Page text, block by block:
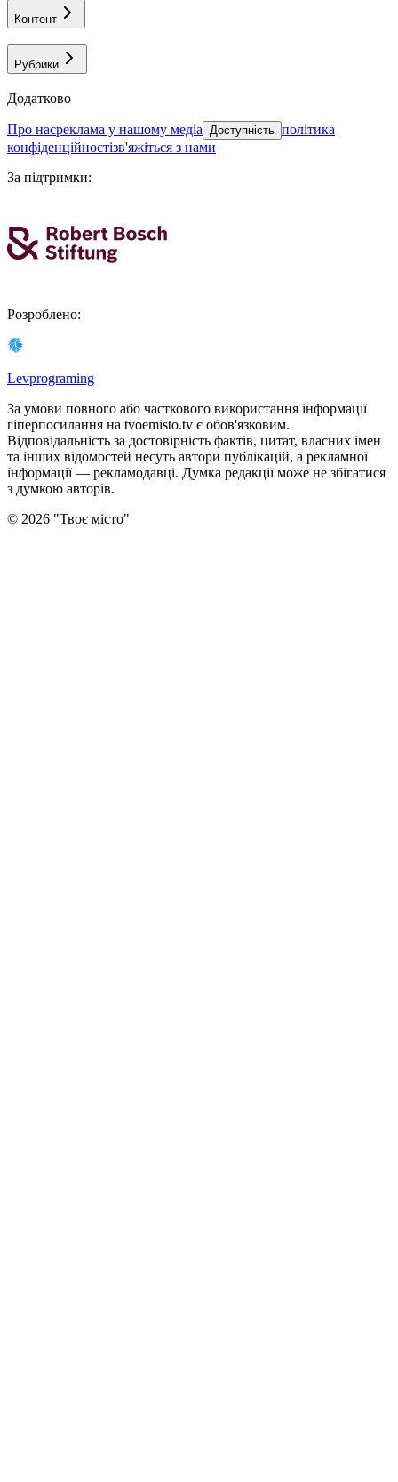
Контент
Рубрики
Додатково
про насреклама у нашому медіа Доступність політика
конфіденційностізв'яжіться з нами
За підтримки:
Розроблено:
Levprograming
За умови повного або часткового використання iнформацiї
гіперпосилання на tvoemisto.tv є обов'язковим.
Відповідальність за достовірність фактів, цитат, власних імен
та інших відомостей несуть автори публікацій, а рекламної
інформації — рекламодавці. Думка редакцiї може не збiгатися
з думкою авторiв.
© 2026 "Твоє місто"